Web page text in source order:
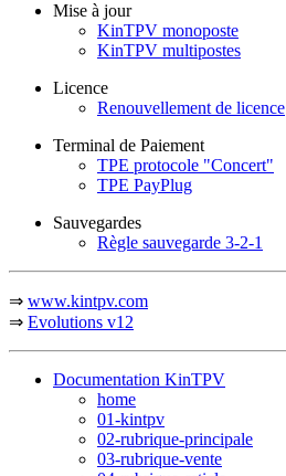
Mise à jour
KinTPV monoposte
KinTPV multipostes
Licence
Renouvellement de licence
Terminal de Paiement
TPE protocole "Concert"
TPE PayPlug
Sauvegardes
Règle sauvegarde 3-2-1
⇒ www.kintpv.com
⇒ Evolutions v12
Documentation KinTPV
home
01-kintpv
02-rubrique-principale
03-rubrique-vente